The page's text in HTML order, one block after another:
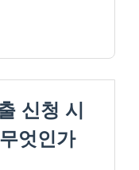
신청 시
엇인가